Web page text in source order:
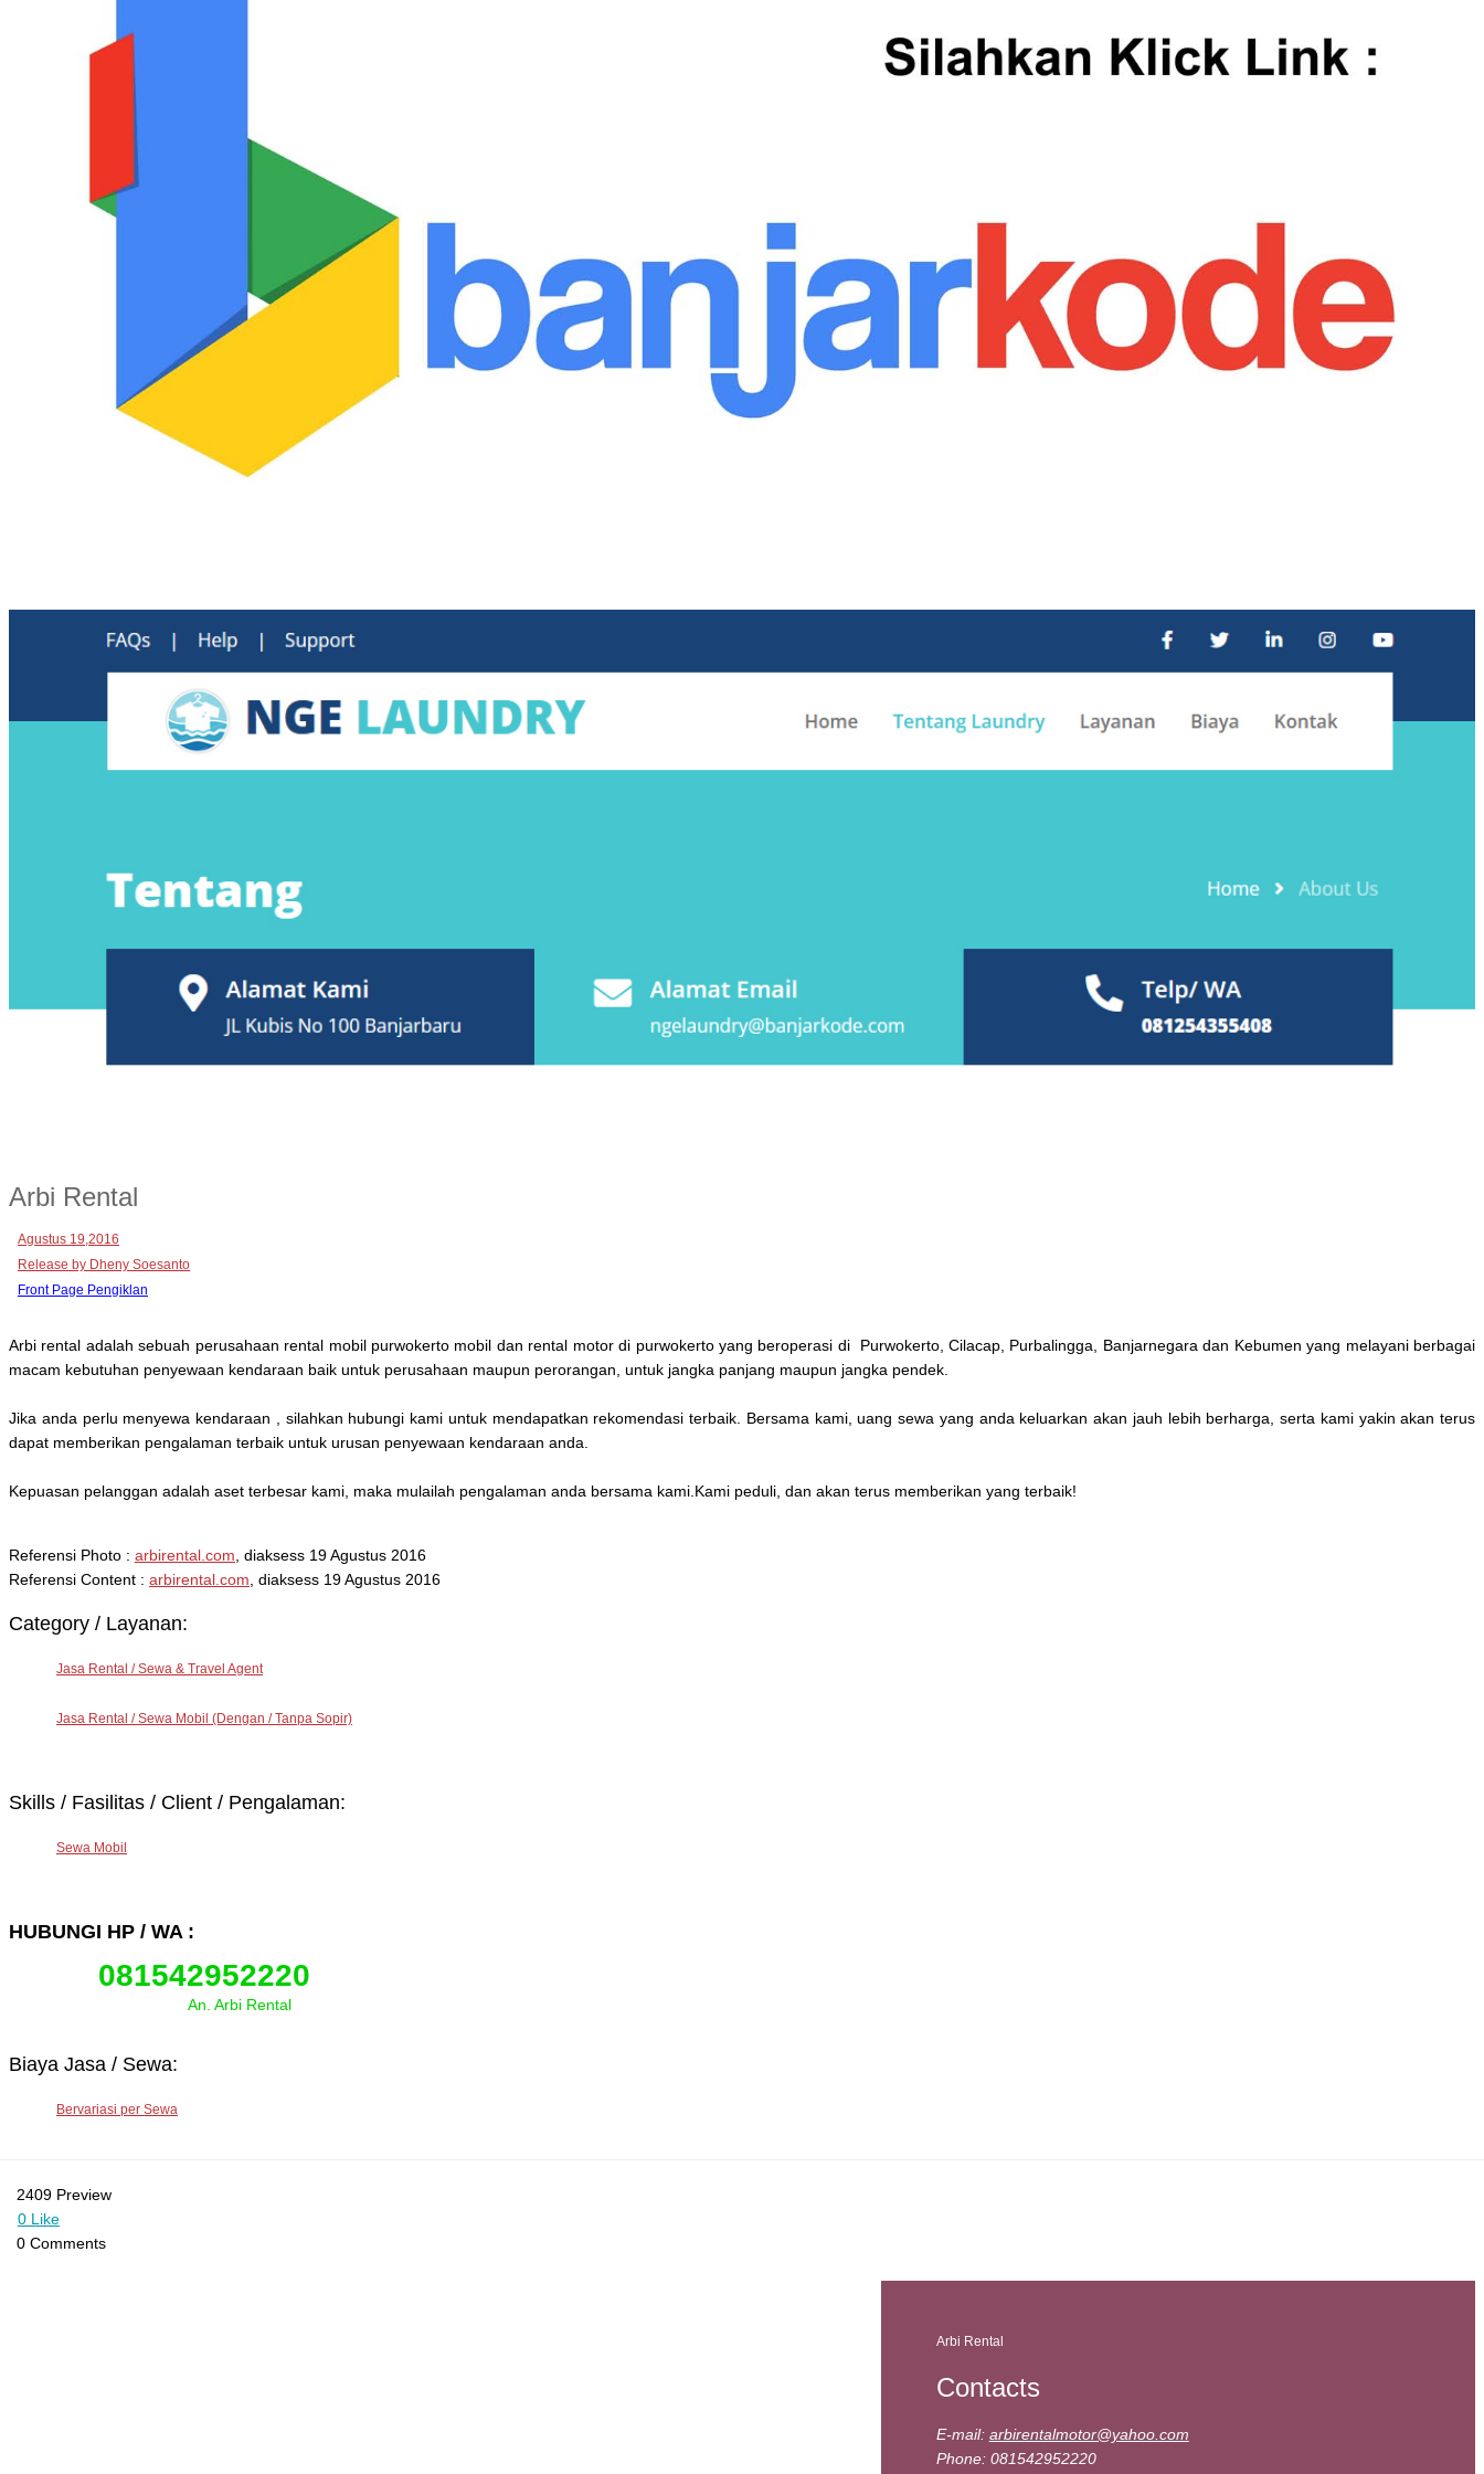
Arbi Rental
Agustus 19,2016
Release by Dheny Soesanto
Front Page Pengiklan
Arbi rental adalah sebuah perusahaan rental mobil purwokerto mobil dan rental motor di purwokerto yang beroperasi di Purwokerto, Cilacap, Purbalingga, Banjarnegara dan Kebumen yang melayani berbagai
macam kebutuhan penyewaan kendaraan baik untuk perusahaan maupun perorangan, untuk jangka panjang maupun jangka pendek.
Jika anda perlu menyewa kendaraan , silahkan hubungi kami untuk mendapatkan rekomendasi terbaik. Bersama kami, uang sewa yang anda keluarkan akan jauh lebih berharga, serta kami yakin akan terus
dapat memberikan pengalaman terbaik untuk urusan penyewaan kendaraan anda.
Kepuasan pelanggan adalah aset terbesar kami, maka mulailah pengalaman anda bersama kami.Kami peduli, dan akan terus memberikan yang terbaik!
Referensi Photo : arbirental.com , diaksess 19 Agustus 2016
Referensi Content : arbirental.com , diaksess 19 Agustus 2016
Category / Layanan:
Jasa Rental / Sewa & Travel Agent
Jasa Rental / Sewa Mobil (Dengan / Tanpa Sopir)
Skills / Fasilitas / Client / Pengalaman:
Sewa Mobil
HUBUNGI HP / WA :
081542952220
An. Arbi Rental
Biaya Jasa / Sewa:
Bervariasi per Sewa
2409 Preview
0 Like
0 Comments
Arbi Rental
Contacts
E-mail: arbirentalmotor@yahoo.com
Phone: 081542952220